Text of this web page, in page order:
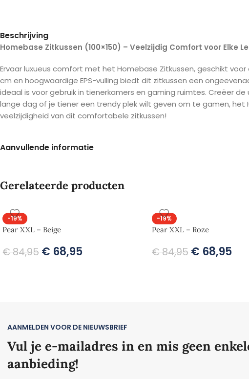
Beschrijving
Homebase Zitkussen (100×150) – Veelzijdig Comfort voor Elke
Ervaar luxueus comfort met het Homebase Zitkussen, geschikt
cm en hoogwaardige EPS-vulling biedt dit zitkussen een
ideaal is voor gebruik in tienerkamers en gaming ruimtes. Creëer
lange dag of je tiener een trendy plek wilt geven om te gamen,
veelzijdigheid van dit comfortabele zitkussen!
Aanvullende informatie
Gerelateerde producten
-19%
Pear XXL – Beige
€84,95 € 68,95
-19%
Pear XXL – Roze
€84,95 € 68,95
AANMELDEN VOOR DE NIEUWSBRIEF
Vul je e-mailadres in en mis geen
aanbieding!